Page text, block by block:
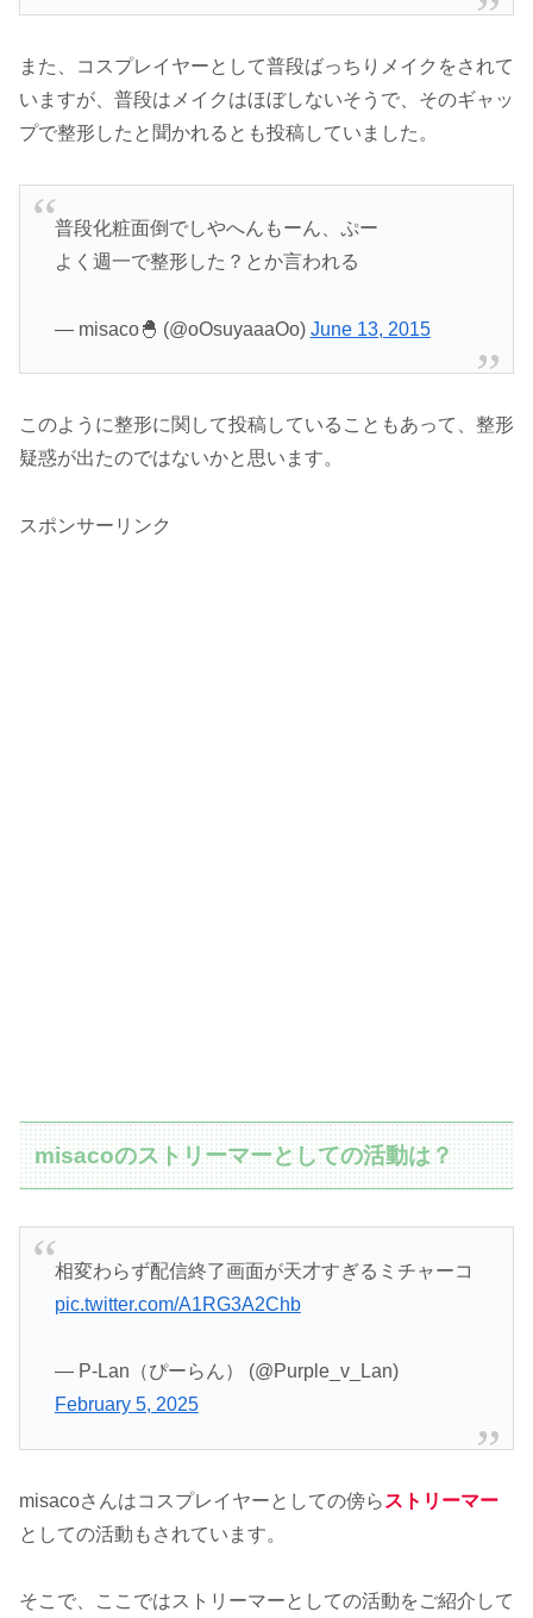
また、コスプレイヤーとして普段ばっちりメイクをされて
いますが、普段はメイクはほぼしないそうで、そのギャッ
プで整形したと聞かれるとも投稿していました。
普段化粧面倒でしやへんもーん、ぷー
よく週一で整形した？とか言われる
— misaco🐣 (@oOsuyaaaOo) June 13, 2015
このように整形に関して投稿していることもあって、整形
疑惑が出たのではないかと思います。
スポンサーリンク
misacoのストリーマーとしての活動は？
相変わらず配信終了画面が天才すぎるミチャーコ
pic.twitter.com/A1RG3A2Chb
— P-Lan（ぴーらん） (@Purple_v_Lan)
February 5, 2025
misacoさんはコスプレイヤーとしての傍ら ストリーマー
としての活動もされています。
そこで、ここではストリーマーとしての活動をご紹介して